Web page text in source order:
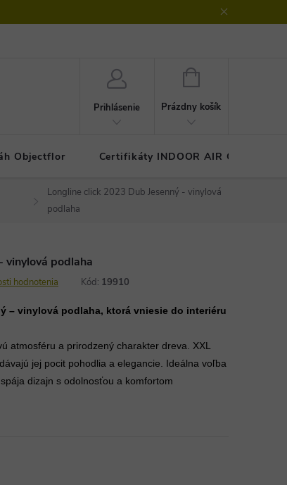
Prihlásenie
NÁKUPNÝ
Prázdny košík
Objectflor Certifikáty INDOOR AIR COMFORT
Longline click 2023 Dub Jesenný - vinylová
podlaha
vinylová podlaha
hodnotenia Kód: 19910
– vinylová podlaha, ktorá vniesie do interiéru
atmosféru a prirodzený charakter dreva. XXL
jej pocit pohodlia a elegancie. Ideálna voľba
dizajn s odolnosťou a komfortom